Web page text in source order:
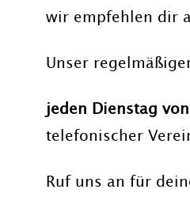
wir empfehlen dir
Unser
jeden Dienstag
telefonischer
Ruf uns an für